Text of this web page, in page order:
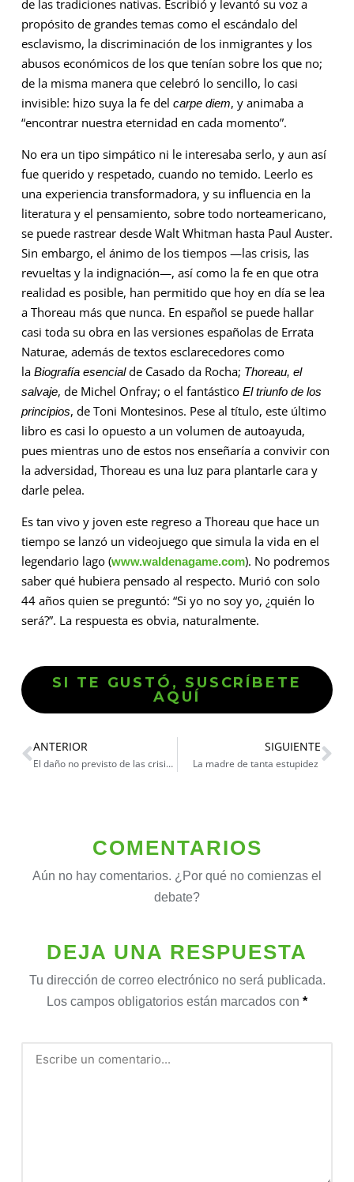
de las tradiciones nativas. Escribió y levantó su voz a
propósito de grandes temas como el escándalo del
esclavismo, la discriminación de los inmigrantes y los
abusos económicos de los que tenían sobre los que no;
de la misma manera que celebró lo sencillo, lo casi
invisible: hizo suya la fe del carpe diem, y animaba a
“encontrar nuestra eternidad en cada momento”.
No era un tipo simpático ni le interesaba serlo, y aun así
fue querido y respetado, cuando no temido. Leerlo es
una experiencia transformadora, y su influencia en la
literatura y el pensamiento, sobre todo norteamericano,
se puede rastrear desde Walt Whitman hasta Paul Auster.
Sin embargo, el ánimo de los tiempos —las crisis, las
revueltas y la indignación—, así como la fe en que otra
realidad es posible, han permitido que hoy en día se lea
a Thoreau más que nunca. En español se puede hallar
casi toda su obra en las versiones españolas de Errata
Naturae, además de textos esclarecedores como
la Biografía esencialde Casado da Rocha; Thoreau, el
salvaje, de Michel Onfray; o el fantástico El triunfo de los
principios, de Toni Montesinos. Pese al título, este último
libro es casi lo opuesto a un volumen de autoayuda,
pues mientras uno de estos nos enseñaría a convivir con
la adversidad, Thoreau es una luz para plantarle cara y
darle pelea.
Es tan vivo y joven este regreso a Thoreau que hace un
tiempo se lanzó un videojuego que simula la vida en el
legendario lago (www.waldenagame.com). No podremos
saber qué hubiera pensado al respecto. Murió con solo
44 años quien se preguntó: “Si yo no soy yo, ¿quién lo
será?”. La respuesta es obvia, naturalmente.
SI TE GUSTÓ, SUSCRÍBETE
AQUÍ
ANTERIOR
El daño no previsto de las crisis políticas
SIGUIENTE
La madre de tanta estupidez
COMENTARIOS
Aún no hay comentarios. ¿Por qué no comienzas el
debate?
DEJA UNA RESPUESTA
Tu dirección de correo electrónico no será publicada.
Los campos obligatorios están marcados con *